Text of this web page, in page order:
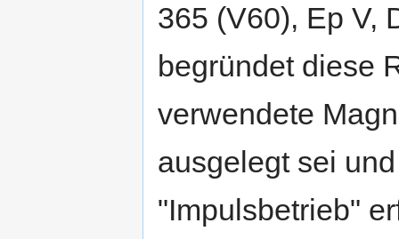
365 (V60), Ep V,
begründet diese
verwendete
ausgelegt sei
"Impulsbetrieb"